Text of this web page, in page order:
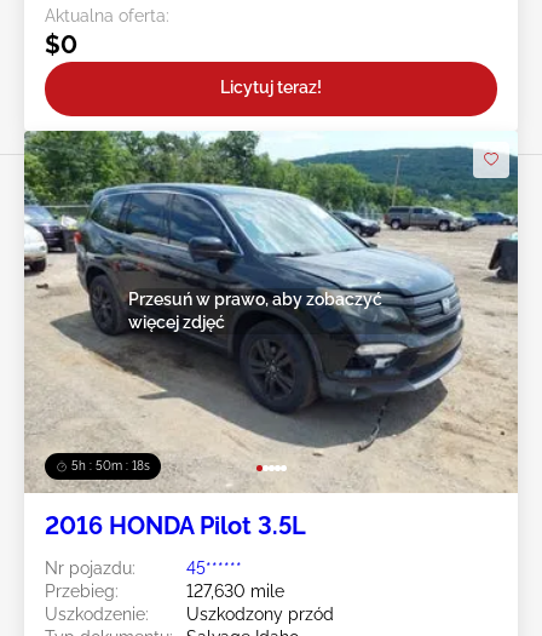
Aktualna oferta:
$0
Licytuj teraz!
5h : 50m : 16s
Przesuń w prawo, aby zobaczyć
więcej zdjęć
2016 HONDA Pilot 3.5L
Nr pojazdu:
45******
Przebieg:
127,630 mile
Uszkodzenie:
Uszkodzony przód